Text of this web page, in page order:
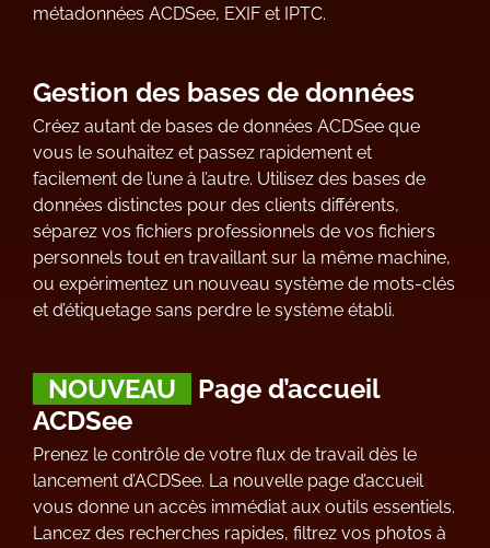
métadonnées ACDSee, EXIF et IPTC.
Gestion des bases de données
Créez autant de bases de données ACDSee que
vous le souhaitez et passez rapidement et
facilement de l’une à l’autre. Utilisez des bases de
données distinctes pour des clients différents,
séparez vos fichiers professionnels de vos fichiers
personnels tout en travaillant sur la même machine,
ou expérimentez un nouveau système de mots-clés
et d’étiquetage sans perdre le système établi.
NOUVEAU
Page d’accueil
ACDSee
Prenez le contrôle de votre flux de travail dès le
lancement d’ACDSee. La nouvelle page d’accueil
vous donne un accès immédiat aux outils essentiels.
Lancez des recherches rapides, filtrez vos photos à